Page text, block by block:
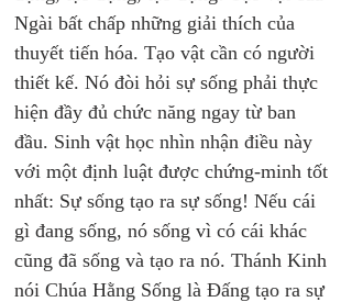
Ngài bất chấp những giải thích của
thuyết tiến hóa. Tạo vật cần có người
thiết kế. Nó đòi hỏi sự sống phải thực
hiện đầy đủ chức năng ngay từ ban
đầu. Sinh vật học nhìn nhận điều này
với một định luật được chứng-minh tốt
nhất: Sự sống tạo ra sự sống! Nếu cái
gì đang sống, nó sống vì có cái khác
cũng đã sống và tạo ra nó. Thánh Kinh
nói Chúa Hằng Sống là Đấng tạo ra sự